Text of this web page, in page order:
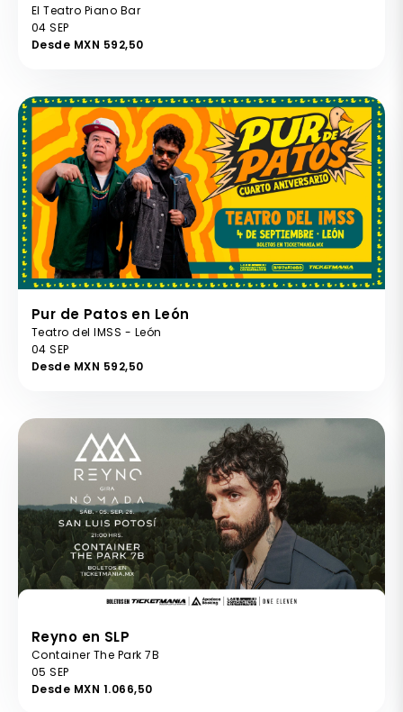
El Teatro Piano Bar
04 SEP
Desde MXN 592,50
Pur de Patos en León
Teatro del IMSS - León
04 SEP
Desde MXN 592,50
Reyno en SLP
Container The Park 7B
05 SEP
Desde MXN 1.066,50